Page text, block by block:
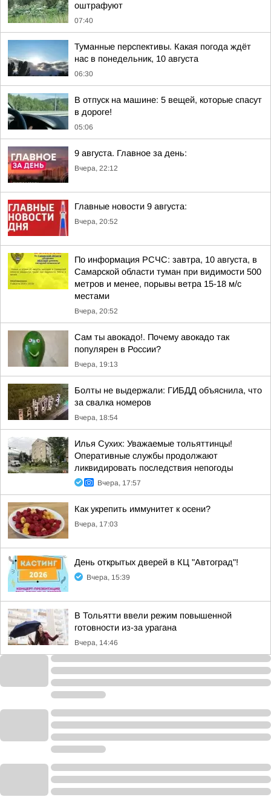
оштрафуют
07:40
Туманные перспективы. Какая погода ждёт
нас в понедельник, 10 августа
06:30
В отпуск на машине: 5 вещей, которые спасут
в дороге!
05:06
9 августа. Главное за день:
Вчера, 22:12
Главные новости 9 августа:
Вчера, 20:52
По информация РСЧС: завтра, 10 августа, в
Самарской области туман при видимости 500
метров и менее, порывы ветра 15-18 м/с
местами
Вчера, 20:52
Сам ты авокадо!. Почему авокадо так
популярен в России?
Вчера, 19:13
Болты не выдержали: ГИБДД объяснила, что
за свалка номеров
Вчера, 18:54
Илья Сухих: Уважаемые тольяттинцы!
Оперативные службы продолжают
ликвидировать последствия непогоды
Вчера, 17:57
Как укрепить иммунитет к осени?
Вчера, 17:03
День открытых дверей в КЦ "Автоград"!
Вчера, 15:39
В Тольятти ввели режим повышенной
готовности из-за урагана
Вчера, 14:46